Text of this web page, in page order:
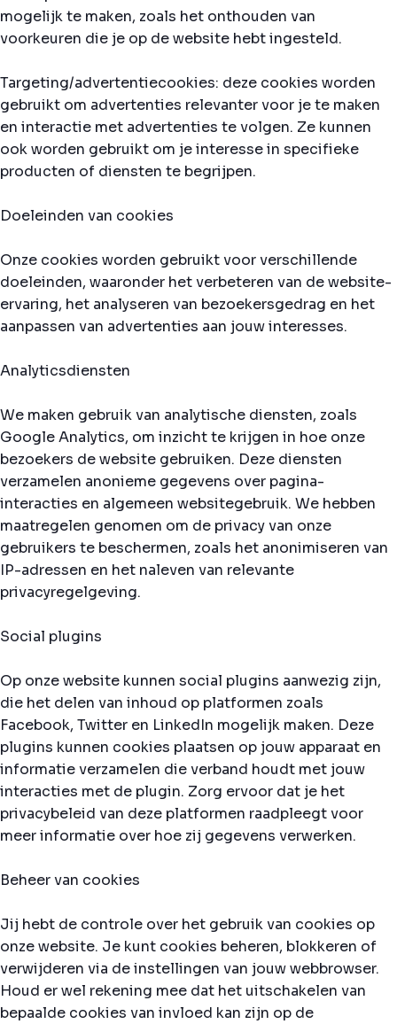
mogelijk te maken, zoals het onthouden van
voorkeuren die je op de website hebt ingesteld.
Targeting/advertentiecookies: deze cookies worden
gebruikt om advertenties relevanter voor je te maken
en interactie met advertenties te volgen. Ze kunnen
ook worden gebruikt om je interesse in specifieke
producten of diensten te begrijpen.
Doeleinden van cookies
Onze cookies worden gebruikt voor verschillende
doeleinden, waaronder het verbeteren van de website-
ervaring, het analyseren van bezoekersgedrag en het
aanpassen van advertenties aan jouw interesses.
Analyticsdiensten
We maken gebruik van analytische diensten, zoals
Google Analytics, om inzicht te krijgen in hoe onze
bezoekers de website gebruiken. Deze diensten
verzamelen anonieme gegevens over pagina-
interacties en algemeen websitegebruik. We hebben
maatregelen genomen om de privacy van onze
gebruikers te beschermen, zoals het anonimiseren van
IP-adressen en het naleven van relevante
privacyregelgeving.
Social plugins
Op onze website kunnen social plugins aanwezig zijn,
die het delen van inhoud op platformen zoals
Facebook, Twitter en LinkedIn mogelijk maken. Deze
plugins kunnen cookies plaatsen op jouw apparaat en
informatie verzamelen die verband houdt met jouw
interacties met de plugin. Zorg ervoor dat je het
privacybeleid van deze platformen raadpleegt voor
meer informatie over hoe zij gegevens verwerken.
Beheer van cookies
Jij hebt de controle over het gebruik van cookies op
onze website. Je kunt cookies beheren, blokkeren of
verwijderen via de instellingen van jouw webbrowser.
Houd er wel rekening mee dat het uitschakelen van
bepaalde cookies van invloed kan zijn op de